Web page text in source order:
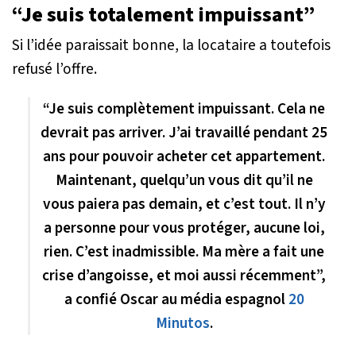
“Je suis totalement impuissant”
Si l’idée paraissait bonne, la locataire a toutefois
refusé l’offre.
“Je suis complètement impuissant. Cela ne
devrait pas arriver. J’ai travaillé pendant 25
ans pour pouvoir acheter cet appartement.
Maintenant, quelqu’un vous dit qu’il ne
vous paiera pas demain, et c’est tout. Il n’y
a personne pour vous protéger, aucune loi,
rien. C’est inadmissible. Ma mère a fait une
crise d’angoisse, et moi aussi récemment”,
a confié Oscar au média espagnol20
Minutos.